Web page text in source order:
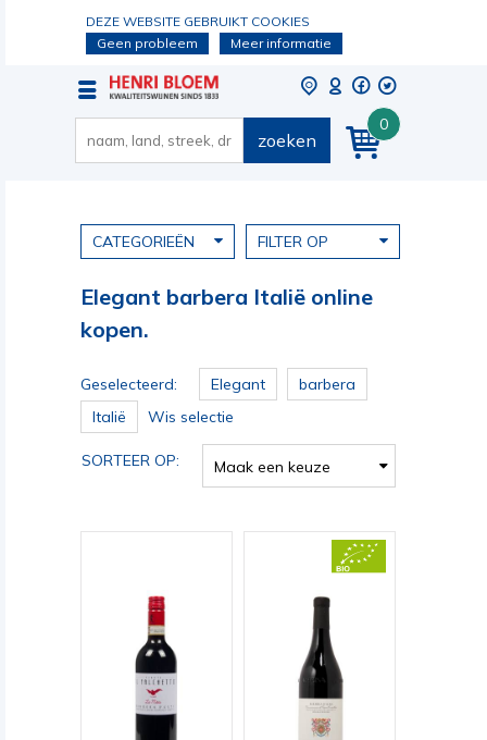
DEZE WEBSITE GEBRUIKT COOKIES
Geen probleem
Meer informatie
0
zoeken
CATEGORIEËN FILTER OP
Elegant barbera Italië online
kopen.
Geselecteerd: Elegant
barbera
Italië
Wis selectie
SORTEER OP: Maak een keuze